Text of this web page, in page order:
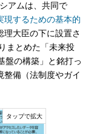
アムは、共同で
現するための基本的
理大臣の下に設置さ
まとめた「未来投
盤の構築」と銘打っ
整備（法制度やガイ